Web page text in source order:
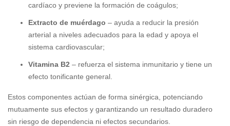
cardíaco y previene la formación de coágulos;
Extracto de muérdago – ayuda a reducir la presión
arterial a niveles adecuados para la edad y apoya el
sistema cardiovascular;
Vitamina B2 – refuerza el sistema inmunitario y tiene un
efecto tonificante general.
Estos componentes actúan de forma sinérgica, potenciando
mutuamente sus efectos y garantizando un resultado duradero
sin riesgo de dependencia ni efectos secundarios.